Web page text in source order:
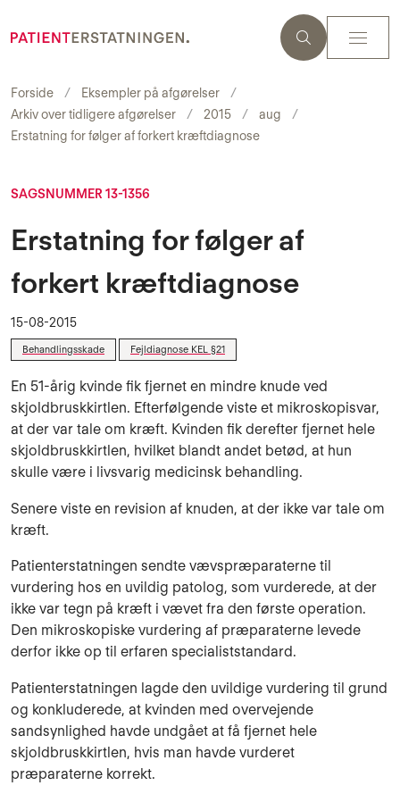
Forside
Eksempler på afgørelser
Arkiv over tidligere afgørelser
2015
aug
Erstatning for følger af forkert kræftdiagnose
SAGSNUMMER 13-1356
Erstatning for følger af
forkert kræftdiagnose
15-08-2015
Behandlingsskade Fejldiagnose KEL §21
En 51-årig kvinde fik fjernet en mindre knude ved
skjoldbruskkirtlen. Efterfølgende viste et mikroskopisvar,
at der var tale om kræft. Kvinden fik derefter fjernet hele
skjoldbruskkirtlen, hvilket blandt andet betød, at hun
skulle være i livsvarig medicinsk behandling.
Senere viste en revision af knuden, at der ikke var tale om
kræft.
Patienterstatningen sendte vævspræparaterne til
vurdering hos en uvildig patolog, som vurderede, at der
ikke var tegn på kræft i vævet fra den første operation.
Den mikroskopiske vurdering af præparaterne levede
derfor ikke op til erfaren specialiststandard.
Patienterstatningen lagde den uvildige vurdering til grund
og konkluderede, at kvinden med overvejende
sandsynlighed havde undgået at få fjernet hele
skjoldbruskkirtlen, hvis man havde vurderet
præparaterne korrekt.